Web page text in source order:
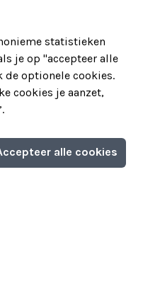
statistieken
je op "accepteer alle
de optionele cookies.
cookies je aanzet,
alle cookies